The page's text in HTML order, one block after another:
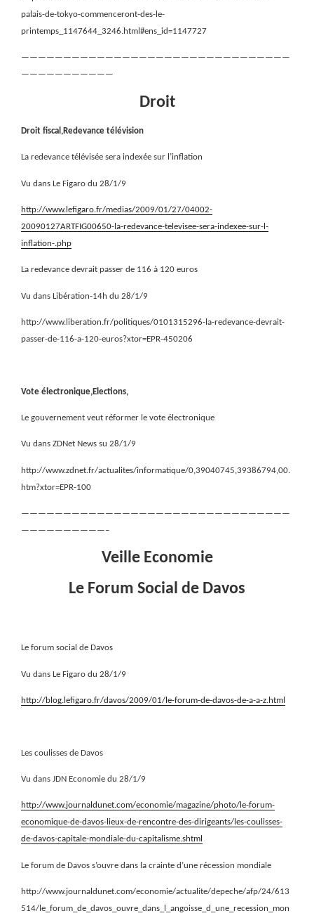
palais-de-tokyo-commenceront-des-le-
printemps_1147644_3246.html#ens_id=1147727
————————————————————————————————
———————————
Droit
Droit fiscal,Redevance télévision
La redevance télévisée sera indexée sur l’inflation
Vu dans Le Figaro du 28/1/9
http://www.lefigaro.fr/medias/2009/01/27/04002-
20090127ARTFIG00650-la-redevance-televisee-sera-indexee-sur-l-
inflation-.php
La redevance devrait passer de 116 à 120 euros
Vu dans Libération-14h du 28/1/9
http://www.liberation.fr/politiques/0101315296-la-redevance-devrait-
passer-de-116-a-120-euros?xtor=EPR-450206
Vote électronique,Elections,
Le gouvernement veut réformer le vote électronique
Vu dans ZDNet News su 28/1/9
http://www.zdnet.fr/actualites/informatique/0,39040745,39386794,00.
htm?xtor=EPR-100
————————————————————————————————
——————————–
Veille Economie
Le Forum Social de Davos
Le forum social de Davos
Vu dans Le Figaro du 28/1/9
http://blog.lefigaro.fr/davos/2009/01/le-forum-de-davos-de-a-a-z.html
Les coulisses de Davos
Vu dans JDN Economie du 28/1/9
http://www.journaldunet.com/economie/magazine/photo/le-forum-
economique-de-davos-lieux-de-rencontre-des-dirigeants/les-coulisses-
de-davos-capitale-mondiale-du-capitalisme.shtml
Le forum de Davos s’ouvre dans la crainte d’une récession mondiale
http://www.journaldunet.com/economie/actualite/depeche/afp/24/613
514/le_forum_de_davos_ouvre_dans_l_angoisse_d_une_recession_mon